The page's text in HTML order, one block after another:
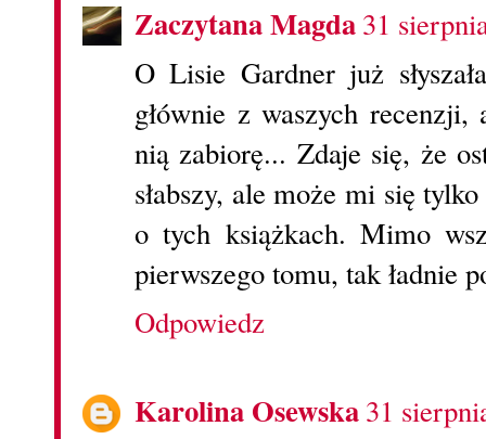
Zaczytana Magda31
O Lisie Gardner już
głównie z waszych
nią zabiorę... Zdaje się, że
słabszy, ale może mi się
o tych książkach. Mimo
pierwszego tomu, tak ładnie
Odpowiedz
Karolina Osewska31